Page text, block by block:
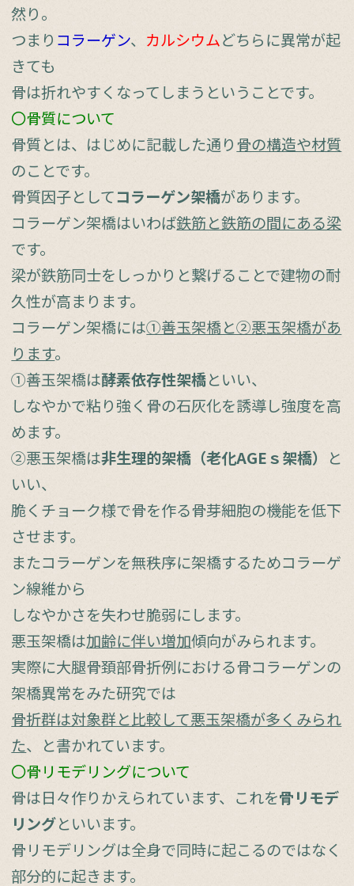
然り。
つまり コラーゲン、 カルシウムどちらに異常が起
きても
骨は折れやすくなってしまうということです。
〇骨質について
骨質とは、はじめに記載した通り骨の構造や材質
のことです。
骨質因子としてコラーゲン架橋があります。
コラーゲン架橋はいわば鉄筋と鉄筋の間にある梁
です。
梁が鉄筋同士をしっかりと繋げることで建物の耐
久性が高まります。
コラーゲン架橋には①善玉架橋と②悪玉架橋があ
ります。
①善玉架橋は酵素依存性架橋といい、
しなやかで粘り強く骨の石灰化を誘導し強度を高
めます。
②悪玉架橋は非生理的架橋（老化AGEｓ架橋） と
いい、
脆くチョーク様で骨を作る骨芽細胞の機能を低下
させます。
またコラーゲンを無秩序に架橋するためコラーゲ
ン線維から
しなやかさを失わせ脆弱にします。
悪玉架橋は加齢に伴い増加傾向がみられます。
実際に大腿骨頚部骨折例における骨コラーゲンの
架橋異常をみた研究では
骨折群は対象群と比較して悪玉架橋が多くみられ
た、と書かれています。
〇骨リモデリングについて
骨は日々作りかえられています、これを骨リモデ
リングといいます。
骨リモデリングは全身で同時に起こるのではなく
部分的に起きます。